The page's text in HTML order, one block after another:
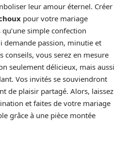
leur amour éternel. Créer
pour votre mariage
simple confection
demande passion, minutie et
conseils, vous serez en mesure
seulement délicieux, mais aussi
Vos invités se souviendront
de plaisir partagé. Alors, laissez
et faites de votre mariage
grâce à une pièce montée